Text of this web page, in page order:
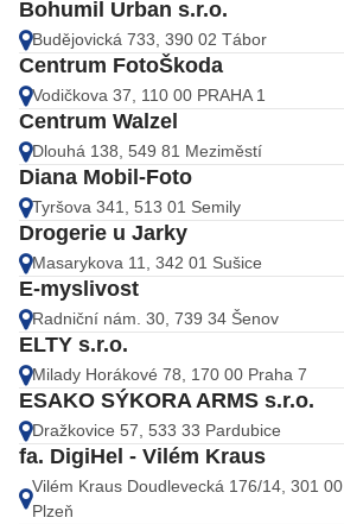
Bohumil Urban s.r.o.
Budějovická 733, 390 02 Tábor
Centrum FotoŠkoda
Vodičkova 37, 110 00 PRAHA 1
Centrum Walzel
Dlouhá 138, 549 81 Meziměstí
Diana Mobil-Foto
Tyršova 341, 513 01 Semily
Drogerie u Jarky
Masarykova 11, 342 01 Sušice
E-myslivost
Radniční nám. 30, 739 34 Šenov
ELTY s.r.o.
Milady Horákové 78, 170 00 Praha 7
ESAKO SÝKORA ARMS s.r.o.
Dražkovice 57, 533 33 Pardubice
fa. DigiHel - Vilém Kraus
Vilém Kraus Doudlevecká 176/14, 301 00
Plzeň